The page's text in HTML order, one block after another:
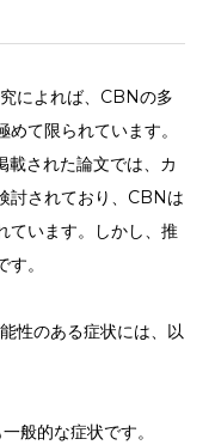
によれば、CBNの多
て限られています。
された論文では、カ
討されており、CBNは
ています。しかし、推
。
性のある症状には、以
般的な症状です。